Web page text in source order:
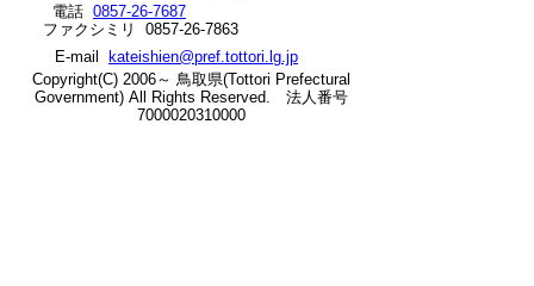
ト
へ
の
電話 0857-26-7687
ファクシミリ 0857-26-7863
E-mail
kateishien@pref.tottori.lg.jp
Copyright(C) 2006～ 鳥取県(Tottori Prefectural
Government) All Rights Reserved. 法人番号
7000020310000